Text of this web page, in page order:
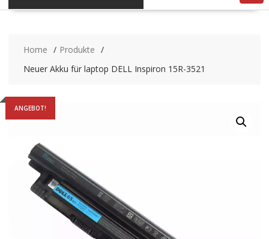
Home
Produkte
Neuer Akku für laptop DELL Inspiron 15R-3521
ANGEBOT!